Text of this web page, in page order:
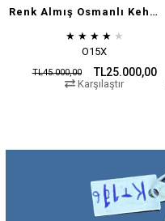
Renk Almış Osmanlı Kehribar
★ ★ ★ ★ ★
O15X
TL25.000,00
TL45.000,00
Karşılaştır